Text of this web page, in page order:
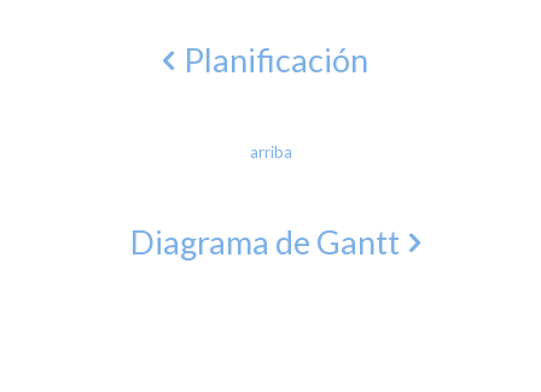
Planificación
arriba
Diagrama de Gantt